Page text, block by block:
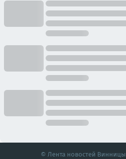
© Лента новостей Винницы